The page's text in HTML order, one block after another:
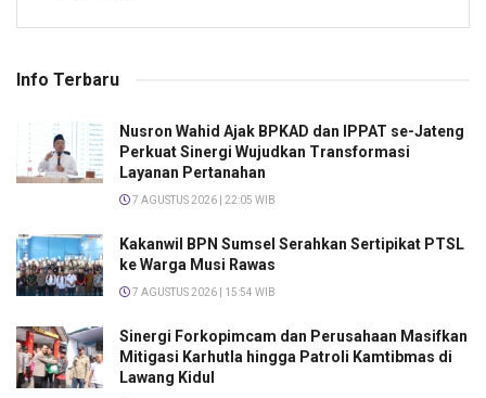
Info Terbaru
Nusron Wahid Ajak BPKAD dan IPPAT se-Jateng
Perkuat Sinergi Wujudkan Transformasi
Layanan Pertanahan
7 AGUSTUS 2026 | 22:05 WIB
Kakanwil BPN Sumsel Serahkan Sertipikat PTSL
ke Warga Musi Rawas
7 AGUSTUS 2026 | 15:54 WIB
Sinergi Forkopimcam dan Perusahaan Masifkan
Mitigasi Karhutla hingga Patroli Kamtibmas di
Lawang Kidul